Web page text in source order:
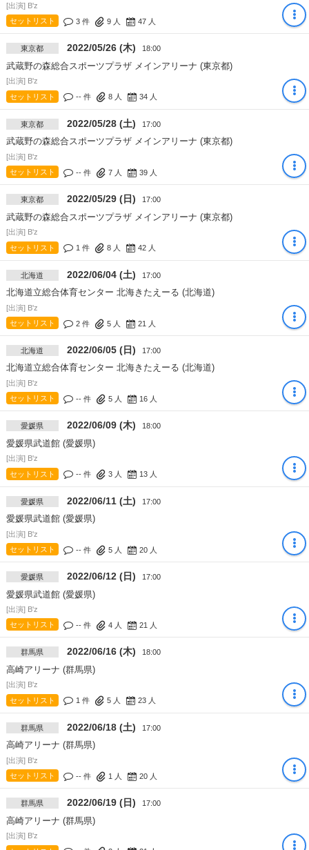
[出演] B'z
セットリスト
3 件 9人 47人
東京都 2022/05/26 (木) 18:00
武蔵野の森総合スポーツプラザ メインアリーナ (東京都)
[出演] B'z
セットリスト
-- 件 8人 34人
東京都 2022/05/28 (土) 17:00
武蔵野の森総合スポーツプラザ メインアリーナ (東京都)
[出演] B'z
セットリスト
-- 件 7人 39人
東京都 2022/05/29 (日) 17:00
武蔵野の森総合スポーツプラザ メインアリーナ (東京都)
[出演] B'z
セットリスト
1 件 8人 42人
北海道 2022/06/04 (土) 17:00
北海道立総合体育センター 北海きたえーる (北海道)
[出演] B'z
セットリスト
2 件 5人 21 人
北海道 2022/06/05 (日) 17:00
北海道立総合体育センター 北海きたえーる (北海道)
[出演] B'z
セットリスト
-- 件 5人 16人
愛媛県 2022/06/09 (木) 18:00
愛媛県武道館 (愛媛県)
[出演] B'z
セットリスト
-- 件 3人 13人
愛媛県 2022/06/11 (土) 17:00
愛媛県武道館 (愛媛県)
[出演] B'z
セットリスト
-- 件 5人 20人
愛媛県 2022/06/12 (日) 17:00
愛媛県武道館 (愛媛県)
[出演] B'z
セットリスト
-- 件 4人 21 人
群馬県 2022/06/16 (木) 18:00
高崎アリーナ (群馬県)
[出演] B'z
セットリスト
1 件 5人 23人
群馬県 2022/06/18 (土) 17:00
高崎アリーナ (群馬県)
[出演] B'z
セットリスト
-- 件 1 人 20人
群馬県 2022/06/19 (日) 17:00
高崎アリーナ (群馬県)
[出演] B'z